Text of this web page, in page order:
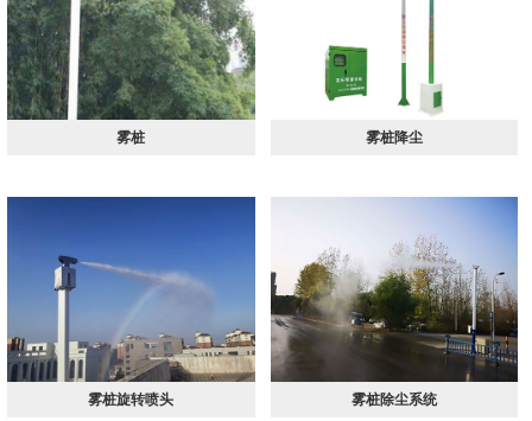
雾桩 雾桩降尘
雾桩旋转喷头 雾桩除尘系统